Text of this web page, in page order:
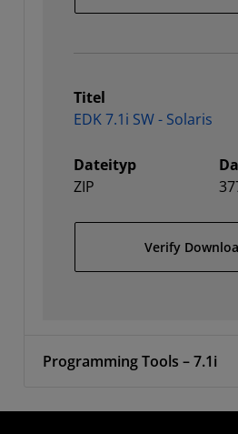
Titel
EDK 7.1i SW - Solaris
Dateityp
ZIP
Verify
Programming Tools – 7.1i